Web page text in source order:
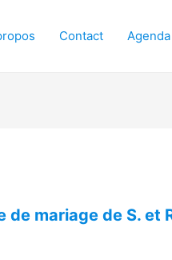
Contact Agenda
de mariage de S. et